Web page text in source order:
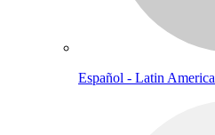
Español - Latin America